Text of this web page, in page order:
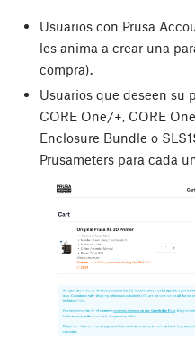
Usuarios con Prusa
les anima a crear una
compra).
Usuarios que deseen su
CORE One/+, CORE
Enclosure Bundle o
Prusameters para cada